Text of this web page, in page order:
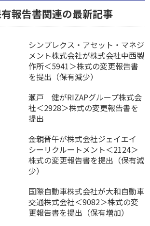
報告書関連の最新記事
シンプレクス・アセット・マネジ
メント株式会社が株式会社中西製
作所＜5941＞株式の変更報告書
を提出（保有減少）
瀬戸 健がRIZAPグループ株式会
社＜2928＞株式の変更報告書を
提出
金親晋午が株式会社ジェイエイ
シーリクルートメント＜2124＞
株式の変更報告書を提出（保有減
少）
国際自動車株式会社が大和自動車
交通株式会社＜9082＞株式の変
更報告書を提出（保有増加）